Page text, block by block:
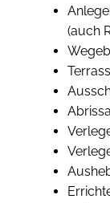
(auch